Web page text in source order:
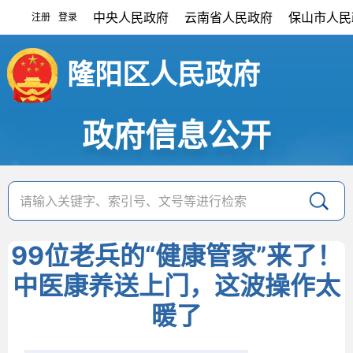
注册 登录 中央人民政府 云南省人民政府 保山市人
隆阳区人民政府
政府信息公开
99位老兵的“健康管家”来了！
中医康养送上门，这波操作太
暖了